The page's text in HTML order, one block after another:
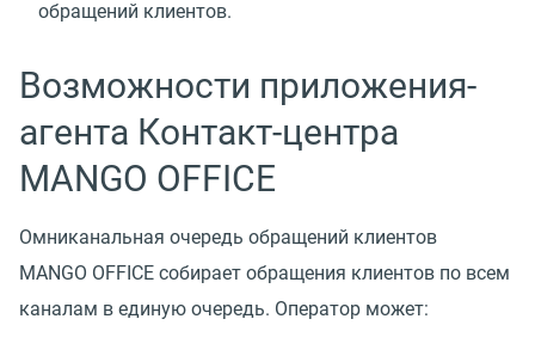
обращений клиентов.
Возможности приложения-
агента Контакт-центра
MANGO OFFICE
Омниканальная очередь обращений клиентов
MANGO OFFICE собирает обращения клиентов по всем
каналам в единую очередь. Оператор может: